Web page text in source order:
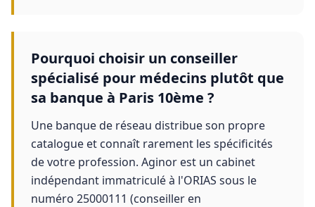
Pourquoi choisir un conseiller
spécialisé pour médecins plutôt que
sa banque à Paris 10ème ?
Une banque de réseau distribue son propre
catalogue et connaît rarement les spécificités
de votre profession. Aginor est un cabinet
indépendant immatriculé à l'ORIAS sous le
numéro 25000111 (conseiller en